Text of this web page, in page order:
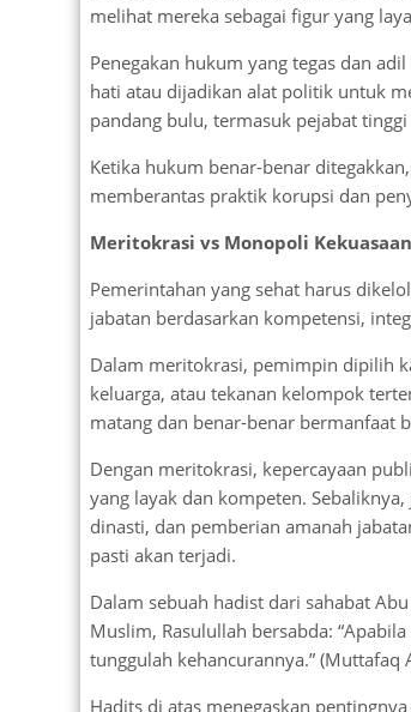
melihat mereka sebagai figur yang
Penegakan hukum yang tegas dan
hati atau dijadikan alat politik untuk
pandang bulu, termasuk pejabat
Ketika hukum benar-benar
memberantas praktik korupsi dan
Meritokrasi vs Monopoli Kekuasaan
Pemerintahan yang sehat harus
jabatan berdasarkan kompetensi,
Dalam meritokrasi, pemimpin dipilih
keluarga, atau tekanan kelompok
matang dan benar-benar bermanfaat
Dengan meritokrasi, kepercayaan
yang layak dan kompeten.
dinasti, dan pemberian amanah
pasti akan terjadi.
Dalam sebuah hadist dari sahabat
Muslim, Rasulullah bersabda:
tunggulah kehancurannya.” (Muttafaq
Hadits di atas menegaskan